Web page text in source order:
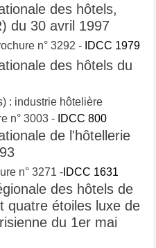
des hôtels,
du 30 avril 1997
n° 3292 - IDCC 1979
des hôtels du
: industrie hôtelière
n° 3003 - IDCC 800
de l'hôtellerie
n° 3271 -IDCC 1631
des hôtels de
quatre étoiles luxe de
du 1er mai